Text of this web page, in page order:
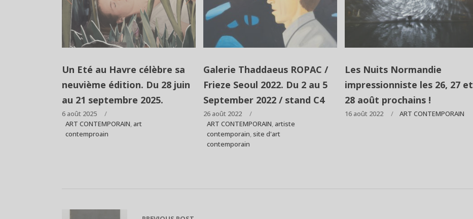
Un Eté au Havre célèbre sa
neuvième édition. Du 28 juin
au 21 septembre 2025.
6 août 2025
ART CONTEMPORAIN art
contemproain
Galerie Thaddaeus ROPAC /
Frieze Seoul 2022. Du 2 au 5
September 2022 / stand C4
26 août 2022
ART CONTEMPORAIN artiste
contemporain site d'art
contemporain
Les Nuits Normandie
impressionniste les 26, 27 et
28 août prochains !
16 août 2022 ART CONTEMPORAIN